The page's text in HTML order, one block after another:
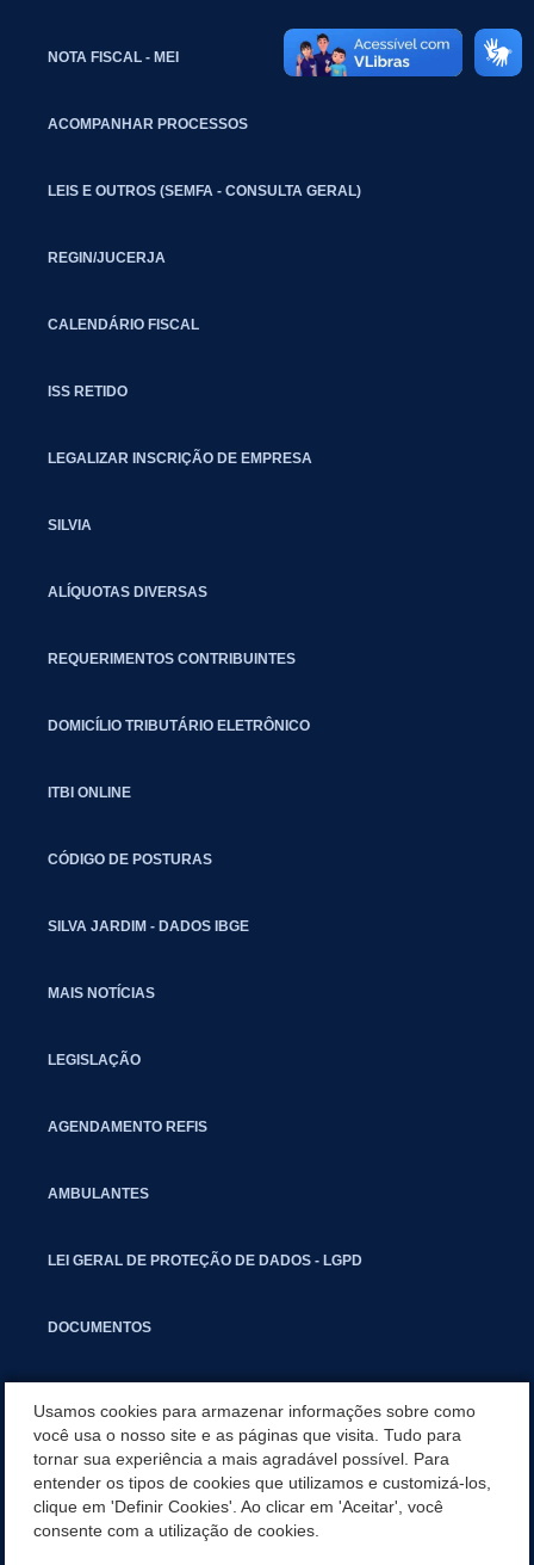
NOTA FISCAL - MEI
ACOMPANHAR PROCESSOS
LEIS E OUTROS (SEMFA - CONSULTA GERAL)
REGIN/JUCERJA
CALENDÁRIO FISCAL
ISS RETIDO
LEGALIZAR INSCRIÇÃO DE EMPRESA
SILVIA
ALÍQUOTAS DIVERSAS
REQUERIMENTOS CONTRIBUINTES
DOMICÍLIO TRIBUTÁRIO ELETRÔNICO
ITBI ONLINE
CÓDIGO DE POSTURAS
SILVA JARDIM - DADOS IBGE
MAIS NOTÍCIAS
LEGISLAÇÃO
AGENDAMENTO REFIS
AMBULANTES
LEI GERAL DE PROTEÇÃO DE DADOS - LGPD
DOCUMENTOS
COMITÊ GESTOR MUNICIPAL
GUIA RÁPIDO
Usamos cookies para armazenar informações sobre como
você usa o nosso site e as páginas que visita. Tudo para
tornar sua experiência a mais agradável possível. Para
entender os tipos de cookies que utilizamos e customizá-los,
clique em 'Definir Cookies'. Ao clicar em 'Aceitar', você
consente com a utilização de cookies.